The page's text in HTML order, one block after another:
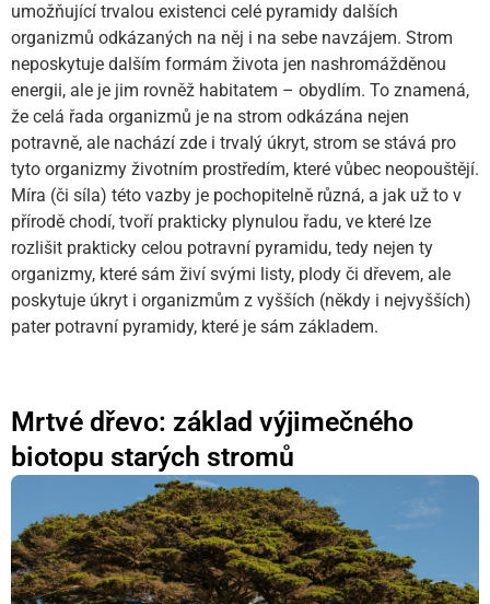
umožňující trvalou existenci celé pyramidy dalších
organizmů odkázaných na něj i na sebe navzájem. Strom
neposkytuje dalším formám života jen nashromážděnou
energii, ale je jim rovněž habitatem – obydlím. To znamená,
že celá řada organizmů je na strom odkázána nejen
potravně, ale nachází zde i trvalý úkryt, strom se stává pro
tyto organizmy životním prostředím, které vůbec neopouštějí.
Míra (či síla) této vazby je pochopitelně různá, a jak už to v
přírodě chodí, tvoří prakticky plynulou řadu, ve které lze
rozlišit prakticky celou potravní pyramidu, tedy nejen ty
organizmy, které sám živí svými listy, plody či dřevem, ale
poskytuje úkryt i organizmům z vyšších (někdy i nejvyšších)
pater potravní pyramidy, které je sám základem.
Mrtvé dřevo: základ výjimečného
biotopu starých stromů